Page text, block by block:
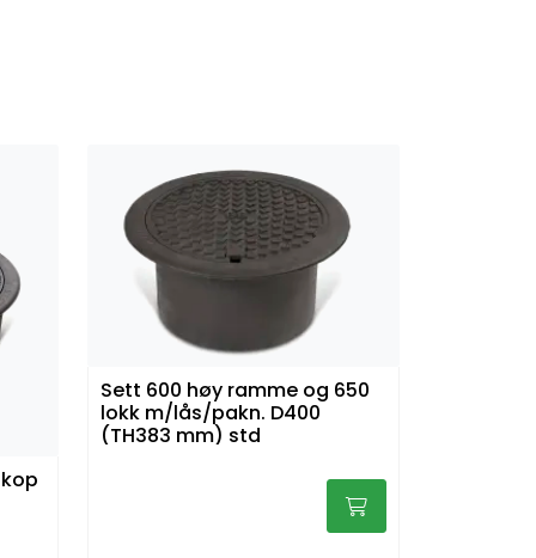
Sett 600 høy ramme og 650
lokk m/lås/pakn. D400
(TH383 mm) std